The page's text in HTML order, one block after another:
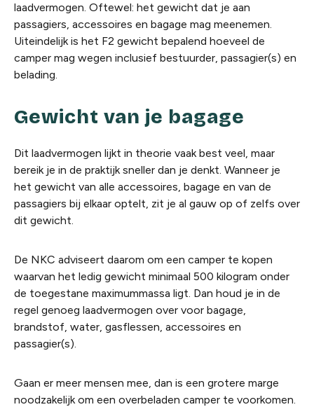
laadvermogen. Oftewel: het gewicht dat je aan
passagiers, accessoires en bagage mag meenemen.
Uiteindelijk is het F2 gewicht bepalend hoeveel de
camper mag wegen inclusief bestuurder, passagier(s) en
belading.
Gewicht van je bagage
Dit laadvermogen lijkt in theorie vaak best veel, maar
bereik je in de praktijk sneller dan je denkt. Wanneer je
het gewicht van alle accessoires, bagage en van de
passagiers bij elkaar optelt, zit je al gauw op of zelfs over
dit gewicht.
De NKC adviseert daarom om een camper te kopen
waarvan het ledig gewicht minimaal 500 kilogram onder
de toegestane maximummassa ligt. Dan houd je in de
regel genoeg laadvermogen over voor bagage,
brandstof, water, gasflessen, accessoires en
passagier(s).
Gaan er meer mensen mee, dan is een grotere marge
noodzakelijk om een overbeladen camper te voorkomen.